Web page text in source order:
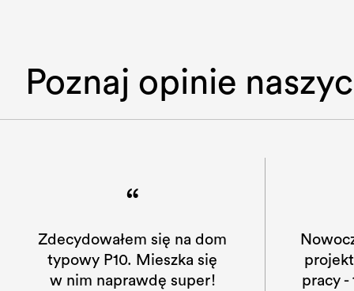
Poznaj opinie
“
Nowoczesna firma, ciekawe
projekty, dobra organizacja
pracy - tak w skrócie można
w